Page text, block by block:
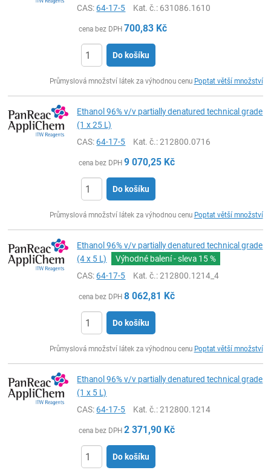
CAS:64-17-5 Kat. č.: 631086.1610
cena bez DPH 700,83 Kč
Do košíku
Průmyslová množství látek za výhodnou cenu Poptat větší množství
Ethanol 96% v/v partially denatured technical grade
(1 x 25 L)
CAS:64-17-5 Kat. č.: 212800.0716
cena bez DPH 9 070,25 Kč
Do košíku
Průmyslová množství látek za výhodnou cenu Poptat větší množství
Ethanol 96% v/v partially denatured technical grade
(4 x 5 L)
Výhodné balení - sleva 15 %
CAS:64-17-5 Kat. č.: 212800.1214_4
cena bez DPH 8 062,81 Kč
Do košíku
Průmyslová množství látek za výhodnou cenu Poptat větší množství
Ethanol 96% v/v partially denatured technical grade
(1 x 5 L)
CAS:64-17-5 Kat. č.: 212800.1214
cena bez DPH 2 371,90 Kč
Do košíku